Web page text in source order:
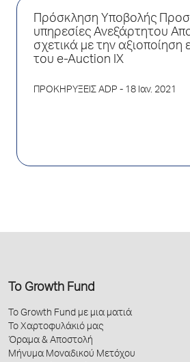
Πρόσκληση Υποβολής
υπηρεσίες Ανεξάρτητου
σχετικά με την αξιοποίηση
του e-Auction IX
ΠΡΟΚΗΡΥΞΕΙΣ ADP - 18 Ιαν. 2021
Το Growth Fund
Το Growth Fund με μια ματιά
Το Χαρτοφυλάκιό μας
Όραμα & Αποστολή
Μήνυμα Μοναδικού Μετόχου